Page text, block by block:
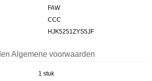
FAW
CCC
HJK5251ZYS5JF
Algemene voorwaarden
1 stuk